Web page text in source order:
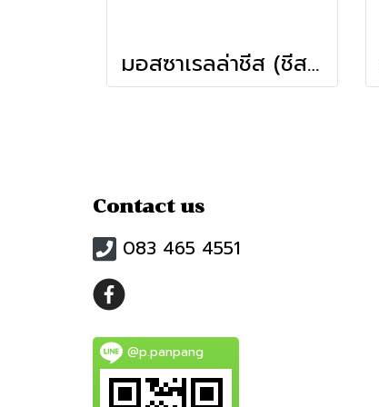
มอสซาเรลล่าชีส (ชีสยืด) (150ก.)
Contact us
083 465 4551
@p.panpang